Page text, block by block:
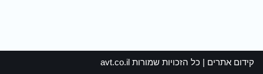
קידום אתרים | כל הזכויות שמורות avt.co.il